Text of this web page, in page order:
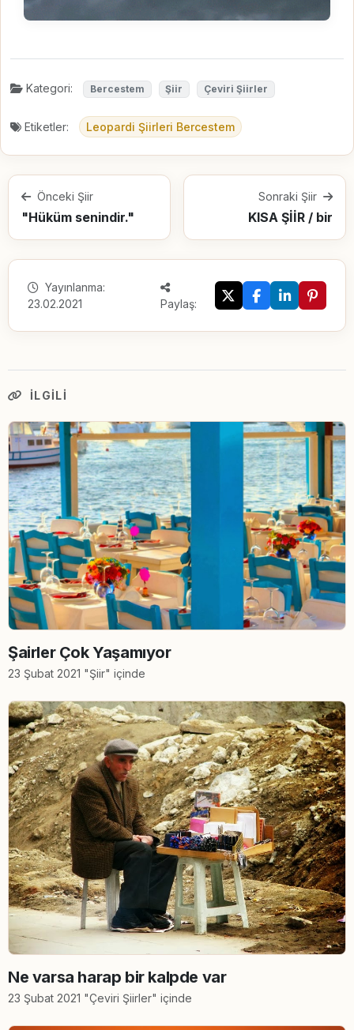
Kategori: Bercestem Şiir Çeviri Şiirler
Etiketler: Leopardi Şiirleri Bercestem
Önceki Şiir
"Hüküm senindir."
Sonraki Şiir
KISA ŞİİR / bir
Yayınlanma:
23.02.2021
Paylaş:
İLGILI
Şairler Çok Yaşamıyor
23 Şubat 2021 "Şiir" içinde
Ne varsa harap bir kalpde var
23 Şubat 2021 "Çeviri Şiirler" içinde